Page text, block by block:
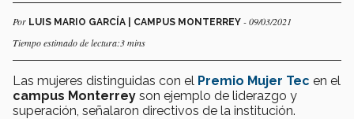
Por LUIS MARIO GARCÍA | CAMPUS MONTERREY - 09/03/2021
Tiempo estimado de lectura:3 mins
Las mujeres distinguidas con el Premio Mujer Tec en el
campus Monterrey son ejemplo de liderazgo y
superación, señalaron directivos de la institución.